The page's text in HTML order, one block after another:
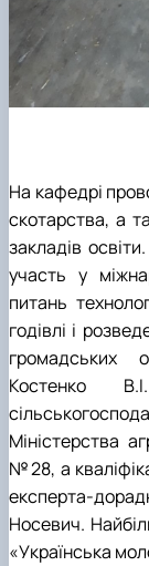
На кафедрі
скотарства, а
закладів
участь у
питань
годівлі і
громадських
Костенко
Міністерства
№28, а
експерта-
Носевич.
«Українська